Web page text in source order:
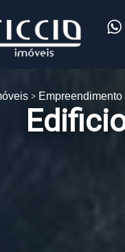
Empreendimento